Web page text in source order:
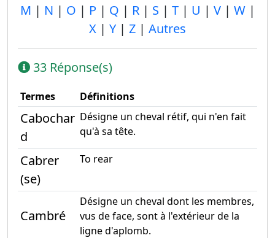
M | N | O | P | Q | R| S | T| U | V| W|
X | Y | Z | Autres
33 Réponse(s)
Termes Définitions
Cabochar
d
Désigne un cheval rétif, qui n'en fait
qu'à sa tête.
Cabrer
(se)
To rear
Cambré
Désigne un cheval dont les membres,
vus de face, sont à l'extérieur de la
ligne d'aplomb.